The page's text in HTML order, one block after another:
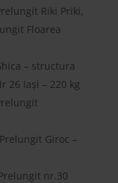
Riki Priki,
Floarea
– structura
26 Iași – 220 kg
Giroc –
nr.30